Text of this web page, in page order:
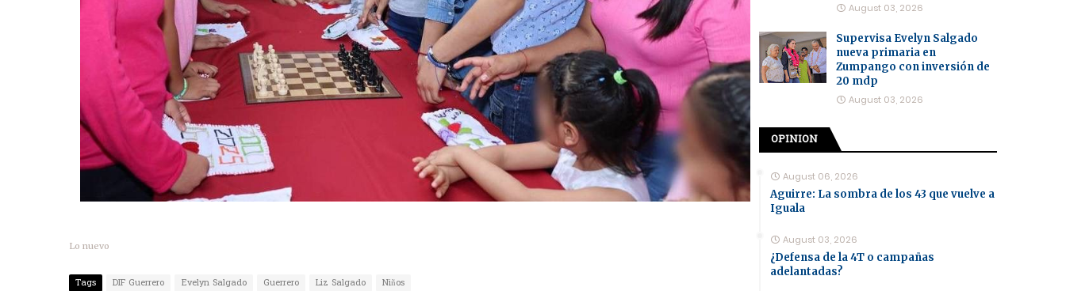
Lo nuevo
Tags DIF Guerrero Evelyn Salgado Guerrero Liz Salgado Niños
August 03, 2026
Supervisa Evelyn Salgado
nueva primaria en
Zumpango con inversión de
20 mdp
August 03, 2026
OPINION
August 06, 2026
Aguirre: La sombra de los 43 que vuelve a
Iguala
August 03, 2026
¿Defensa de la 4T o campañas
adelantadas?